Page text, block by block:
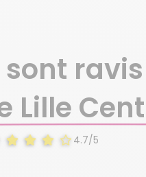
ravis
Lille
4.7/5